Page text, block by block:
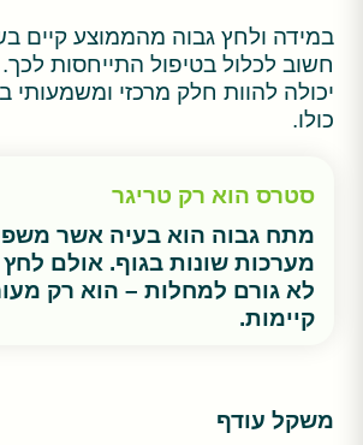
במידה ולחץ גבוה מהממוצע קיים
חשוב לכלול בטיפול התייחסות
יכולה להוות חלק מרכזי ומשמעותי
כולו.
סטרס הוא רק טריגר
מתח גבוה הוא בעיה אשר
מערכות שונות בגוף. אולם לחץ
לא גורם למחלות – הוא רק
קיימות.
משקל עודף